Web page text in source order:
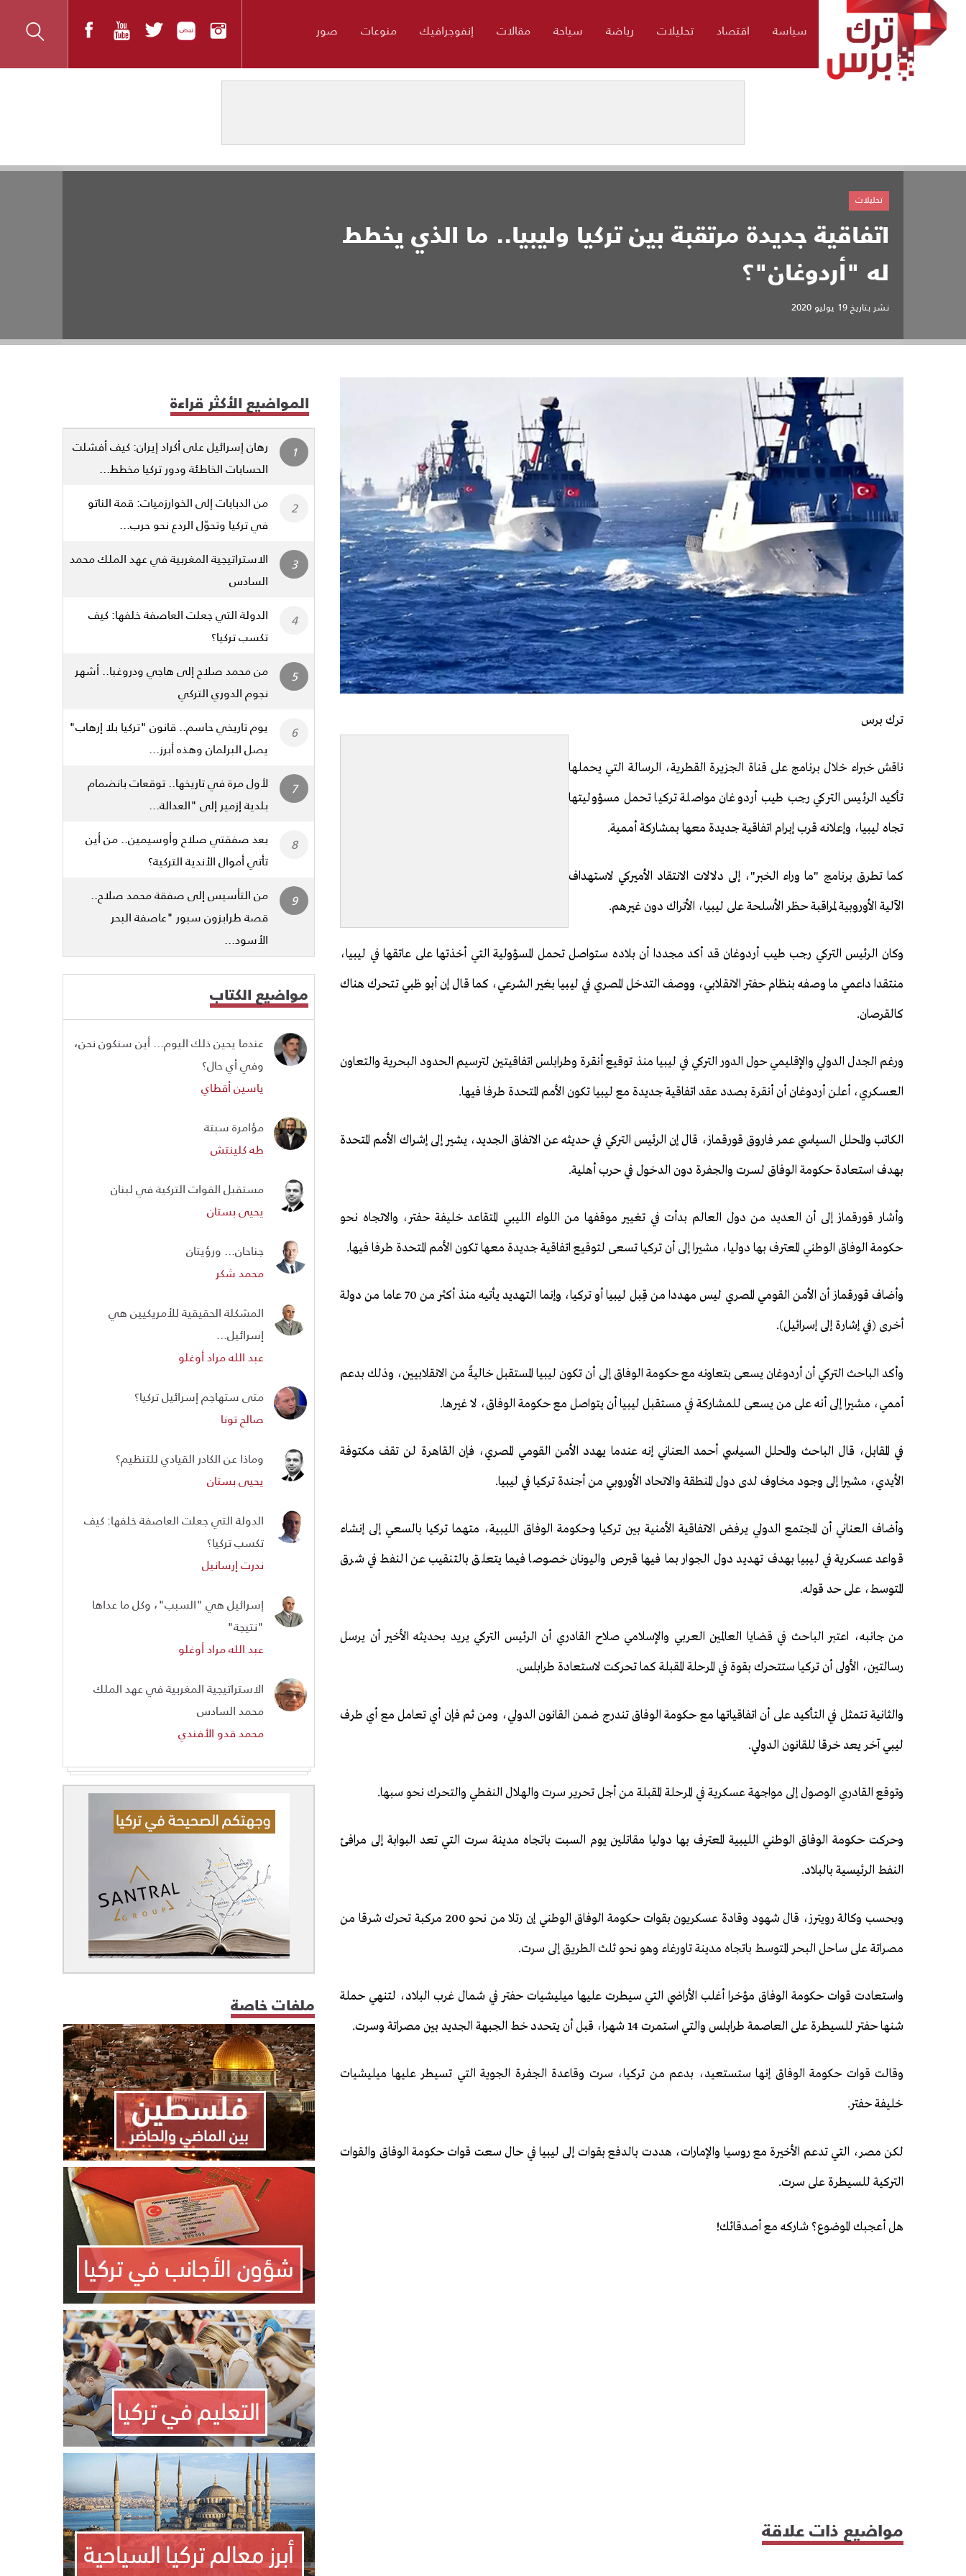
سياسة اقتصاد تحليلات رياضة سياحة مقالات إنفوجرافيك منوعات صور
اتفاقية جديدة مرتقبة بين تركيا وليبيا.. ما الذي يخطط
له "أردوغان"؟
نشر بتاريخ19 يوليو 2020
تحليلات
ترك برس
ناقش خبراء خلال برنامج على قناة الجزيرة القطرية، الرسالة التي يحملها
تأكيد الرئيس التركي رجب طيب أردوغان مواصلة تركيا تحمل مسؤوليتها
تجاه ليبيا، وإعلانه قرب إبرام اتفاقية جديدة معها بمشاركة أممية.
كما تطرق برنامج "ما وراء الخبر"، إلى دلالات الانتقاد الأميركي لاستهداف
الآلية الأوروبية لمراقبة حظر الأسلحة على ليبيا، الأتراك دون غيرهم.
وكان الرئيس التركي رجب طيب أردوغان قد أكد مجددا أن بلاده ستواصل تحمل المسؤولية التي أخذتها على عاتقها في ليبيا،
منتقدا داعمي ما وصفه بنظام حفتر الانقلابي، ووصف التدخل المصري في ليبيا بغير الشرعي، كما قال إن أبو ظبي تتحرك هناك
كالقرصان.
ورغم الجدل الدولي والإقليمي حول الدور التركي في ليبيا منذ توقيع أنقرة وطرابلس اتفاقيتين لترسيم الحدود البحرية والتعاون
العسكري، أعلن أردوغان أن أنقرة بصدد عقد اتفاقية جديدة مع ليبيا تكون الأمم المتحدة طرفا فيها.
الكاتب والمحلل السياسي عمر فاروق قورقماز، قال إن الرئيس التركي في حديثه عن الاتفاق الجديد، يشير إلى إشراك الأمم المتحدة
بهدف استعادة حكومة الوفاق لسرت والجفرة دون الدخول في حرب أهلية.
وأشار قورقماز إلى أن العديد من دول العالم بدأت في تغيير موقفها من اللواء الليبي المتقاعد خليفة حفتر، والاتجاه نحو
حكومة الوفاق الوطني المعترف بها دوليا، مشيرا إلى أن تركيا تسعى لتوقيع اتفاقية جديدة معها تكون الأمم المتحدة طرفا فيها.
وأضاف قورقماز أن الأمن القومي المصري ليس مهددا من قِبل ليبيا أو تركيا، وإنما التهديد يأتيه منذ أكثر من 70 عاما من دولة
أخرى (في إشارة إلى إسرائيل).
وأكد الباحث التركي أن أردوغان يسعى بتعاونه مع حكومة الوفاق إلى أن تكون ليبيا المستقبل خاليةً من الانقلابيين، وذلك بدعم
أممي، مشيرا إلى أنه على من يسعى للمشاركة في مستقبل ليبيا أن يتواصل مع حكومة الوفاق، لا غيرها.
في المقابل، قال الباحث والمحلل السياسي أحمد العناني إنه عندما يهدد الأمن القومي المصري، فإن القاهرة لن تقف مكتوفة
الأيدي، مشيرا إلى وجود مخاوف لدى دول المنطقة والاتحاد الأوروبي من أجندة تركيا في ليبيا.
وأضاف العناني أن المجتمع الدولي يرفض الاتفاقية الأمنية بين تركيا وحكومة الوفاق الليبية، متهما تركيا بالسعي إلى إنشاء
قواعد عسكرية في ليبيا بهدف تهديد دول الجوار بما فيها قبرص واليونان خصوصا فيما يتعلق بالتنقيب عن النفط في شرق
المتوسط، على حد قوله.
من جانبه، اعتبر الباحث في قضايا العالمين العربي والإسلامي صلاح القادري أن الرئيس التركي يريد بحديثه الأخير أن يرسل
رسالتين، الأولى أن تركيا ستتحرك بقوة في المرحلة المقبلة كما تحركت لاستعادة طرابلس.
والثانية تتمثل في التأكيد على أن اتفاقياتها مع حكومة الوفاق تندرج ضمن القانون الدولي، ومن ثم فإن أي تعامل مع أي طرف
ليبي آخر يعد خرقا للقانون الدولي.
وتوقع القادري الوصول إلى مواجهة عسكرية في المرحلة المقبلة من أجل تحرير سرت والهلال النفطي والتحرك نحو سبها.
وحركت حكومة الوفاق الوطني الليبية المعترف بها دوليا مقاتلين يوم السبت باتجاه مدينة سرت التي تعد البوابة إلى مرافئ
النفط الرئيسية بالبلاد.
وبحسب وكالة رويترز، قال شهود وقادة عسكريون بقوات حكومة الوفاق الوطني إن رتلا من نحو 200 مركبة تحرك شرقا من
مصراتة على ساحل البحر المتوسط باتجاه مدينة تاورغاء وهو نحو ثلث الطريق إلى سرت.
واستعادت قوات حكومة الوفاق مؤخرا أغلب الأراضي التي سيطرت عليها ميليشيات حفتر في شمال غرب البلاد، لتنهي حملة
شنها حفتر للسيطرة على العاصمة طرابلس والتي استمرت 14 شهرا، قبل أن يتحدد خط الجبهة الجديد بين مصراتة وسرت.
وقالت قوات حكومة الوفاق إنها ستستعيد، بدعم من تركيا، سرت وقاعدة الجفرة الجوية التي تسيطر عليها ميليشيات
خليفة حفتر.
لكن مصر، التي تدعم الأخيرة مع روسيا والإمارات، هددت بالدفع بقوات إلى ليبيا في حال سعت قوات حكومة الوفاق والقوات
التركية للسيطرة على سرت.
هل أعجبك الموضوع؟ شاركه مع أصدقائك!
مواضيع ذات علاقة
المواضيع الأكثر قراءة
رهان إسرائيل على أكراد إيران: كيف أفشلت
الحسابات الخاطئة ودور تركيا مخطط...
من الدبابات إلى الخوارزميات: قمة الناتو
في تركيا وتحوّل الردع نحو حرب...
الاستراتيجية المغربية في عهد الملك محمد
السادس
الدولة التي جعلت العاصفة خلفها: كيف
تكسب تركيا؟
من محمد صلاح إلى هاجي ودروغبا.. أشهر
نجوم الدوري التركي
يوم تاريخي حاسم.. قانون "تركيا بلا إرهاب"
يصل البرلمان وهذه أبرز...
لأول مرة في تاريخها.. توقعات بانضمام
بلدية إزمير إلى "العدالة...
بعد صفقتي صلاح وأوسيمين.. من أين
تأتي أموال الأندية التركية؟
من التأسيس إلى صفقة محمد صلاح..
قصة طرابزون سبور "عاصفة البحر
الأسود...
مواضيع الكتاب
عندما يحين ذلك اليوم... أين سنكون نحن،
وفي أي حال؟
ياسين أقطاي
مؤامرة سبتة
طه كلينتش
مستقبل القوات التركية في لبنان
يحيى بستان
جناحان... ورؤيتان
محمد شكر
المشكلة الحقيقية للأمريكيين هي
إسرائيل...
عبد الله مراد أوغلو
متى ستهاجم إسرائيل تركيا؟
صالح تونا
وماذا عن الكادر القيادي للتنظيم؟
يحيى بستان
الدولة التي جعلت العاصفة خلفها: كيف
تكسب تركيا؟
ندرت إرسانيل
إسرائيل هي "السبب"، وكل ما عداها
"نتيجة"
عبد الله مراد أوغلو
الاستراتيجية المغربية في عهد الملك
محمد السادس
محمد قدو الأفندي
ملفات خاصة